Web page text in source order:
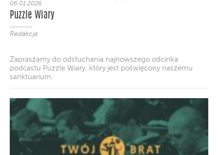
06.01.2026
Puzzle Wiary
Redakcja
Zapraszamy do odsłuchania najnowszego odcinka
podcastu Puzzle Wiary, który jest poświęcony naszemu
sanktuarium.